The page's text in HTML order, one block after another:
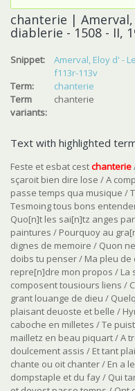
chanterie | Amerval,
diablerie - 1508 - II,
Snippet:
Amerval, Eloy d' -
f113r-113v
Term:
chanterie
Term
variants:
chanterie
Text with highlighted
Feste et esbat cestchanterie
sçaroit bien dire lose / A
passe temps qua musique /
Tesmoing tous bons
Quo[n]t les sai[n]tz anges
paintures / Pourquoy au
dignes de memoire / Quon
doibs tu penser / Ma pleu
repre[n]dre mon propos / La
composent tousiours liens /
grant louange de dieu /
plaisant deuoste et belle /
caboche en milletes / Te
mailletz en beau piquart / A
doulcement assis / Et tant
chante ou oit chanter / En a
dompstaple et du fay / Qui